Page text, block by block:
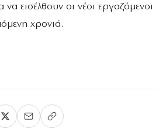
να εισέλθουν οι νέοι εργαζόμενοι
χρονιά.